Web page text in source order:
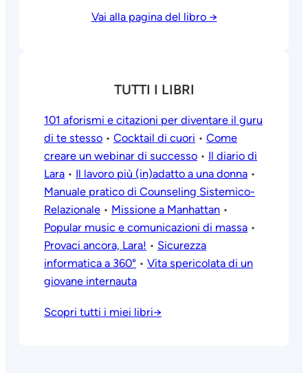
Vai alla pagina del libro →
TUTTI I LIBRI
101 aforismi e citazioni per diventare il guru
di te stesso •Cocktail di cuori •Come
creare un webinar di successo • Il diario di
Lara • Il lavoro più (in)adatto a una donna •
Manuale pratico di Counseling Sistemico-
Relazionale • Missione a Manhattan •
Popular music e comunicazioni di massa •
Provaci ancora, Lara! • Sicurezza
informatica a 360° •Vita spericolata di un
giovane internauta
Scopri tutti i miei libri→